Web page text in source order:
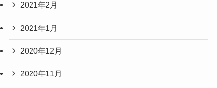
2021年2月
2021年1月
2020年12月
2020年11月